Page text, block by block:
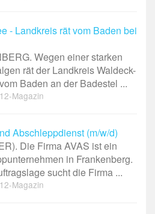
- Landkreis rät vom Baden bei
Wegen einer starken
rät der Landkreis Waldeck-
Baden an der Badestel ...
Magazin
Abschleppdienst (m/w/d)
Die Firma AVAS ist ein
in Frankenberg.
sucht die Firma ...
Magazin